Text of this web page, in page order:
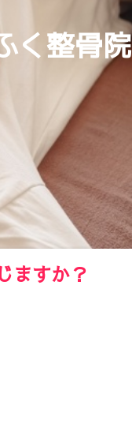
く整骨院
ますか？